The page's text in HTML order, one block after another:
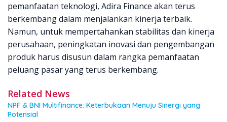
pemanfaatan teknologi, Adira Finance akan terus
berkembang dalam menjalankan kinerja terbaik.
Namun, untuk mempertahankan stabilitas dan kinerja
perusahaan, peningkatan inovasi dan pengembangan
produk harus disusun dalam rangka pemanfaatan
peluang pasar yang terus berkembang.
Related News
NPF & BNI Multifinance: Keterbukaan Menuju Sinergi yang
Potensial